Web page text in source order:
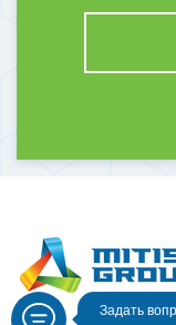
Задать